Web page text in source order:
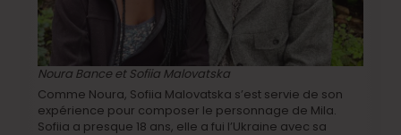
Noura Bance et Sofiia Malovatska
Comme Noura, Sofiia Malovatska s’est servie de son
expérience pour composer le personnage de Mila.
Sofiia a presque 18 ans, elle a fui l’Ukraine avec sa